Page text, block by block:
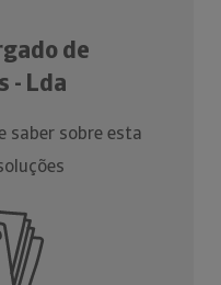
de
- Lda
saber sobre esta